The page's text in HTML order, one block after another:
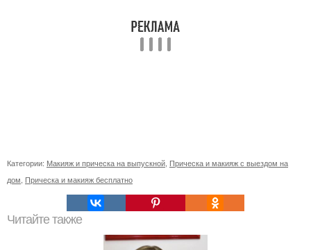
Категории: Макияж и прическа на выпускной, Прическа и макияж с выездом на
дом, Прическа и макияж бесплатно
Читайте также